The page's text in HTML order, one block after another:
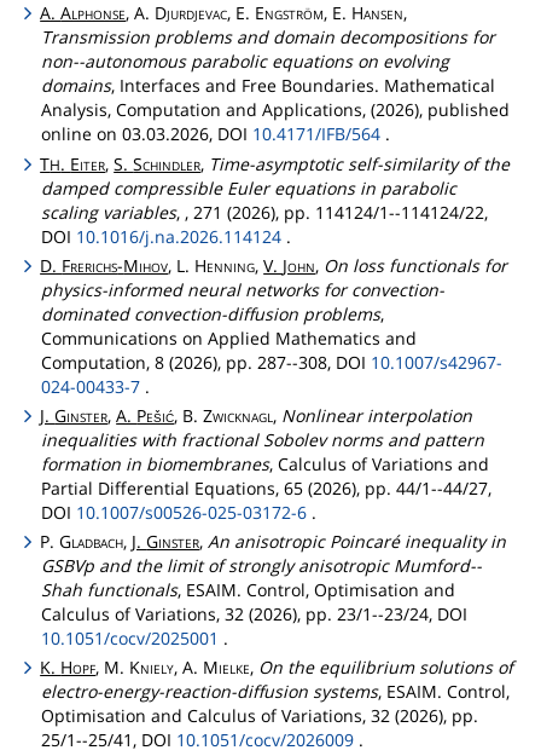
A.Alphonse, A. Djurdjevac, E. Engström, E. Hansen,
Transmission problems and domain decompositions for
non--autonomous parabolic equations on evolving
domains, Interfaces and Free Boundaries. Mathematical
Analysis, Computation and Applications, (2026), published
online on 03.03.2026, DOI 10.4171/IFB/564 .
TH. Eiter,S.Schindler, Time-asymptotic self-similarity of the
damped compressible Euler equations in parabolic
scaling variables, , 271 (2026), pp. 114124/1--114124/22,
DOI 10.1016/j.na.2026.114124 .
D. Frerichs-Mihov, L. Henning,V. John, On loss functionals for
physics-informed neural networks for convection-
dominated convection-diffusion problems,
Communications on Applied Mathematics and
Computation, 8 (2026), pp. 287--308, DOI 10.1007/s42967-
024-00433-7 .
J.Ginster,A. Pešić, B.Zwicknagl, Nonlinear interpolation
inequalities with fractional Sobolev norms and pattern
formation in biomembranes, Calculus of Variations and
Partial Differential Equations, 65 (2026), pp. 44/1--44/27,
DOI 10.1007/s00526-025-03172-6 .
P.Gladbach, J.Ginster,An anisotropic Poincaré inequality in
GSBVp and the limit of strongly anisotropic Mumford--
Shah functionals, ESAIM. Control, Optimisation and
Calculus of Variations, 32 (2026), pp. 23/1--23/24, DOI
10.1051/cocv/2025001 .
K. Hopf, M. Kniely, A. Mielke, On the equilibrium solutions of
electro-energy-reaction-diffusion systems, ESAIM. Control,
Optimisation and Calculus of Variations, 32 (2026), pp.
25/1--25/41, DOI 10.1051/cocv/2026009 .